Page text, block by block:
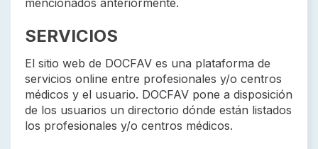
mencionados anteriormente.
SERVICIOS
El sitio web de DOCFAV es una plataforma de
servicios online entre profesionales y/o centros
médicos y el usuario. DOCFAV pone a disposición
de los usuarios un directorio dónde están listados
los profesionales y/o centros médicos.